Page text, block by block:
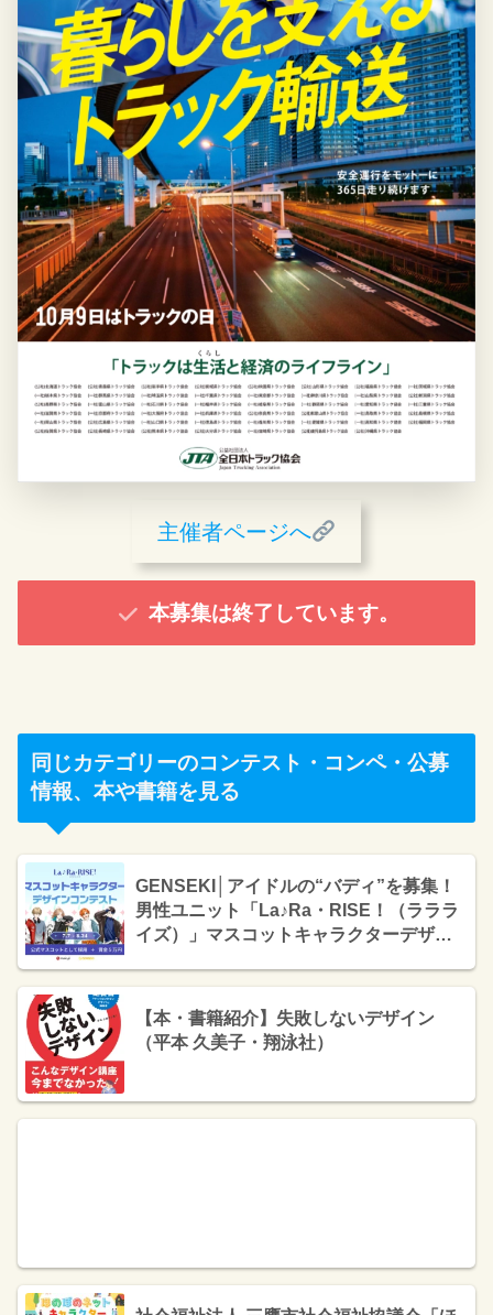
主催者ページへ
本募集は終了しています。
同じカテゴリーのコンテスト・コンペ・公募
情報、本や書籍を見る
GENSEKI│アイドルの“バディ”を募集！
男性ユニット「La♪Ra・RISE！（ラララ
イズ）」マスコットキャラクターデザイ
アルとして採用（グッズ化予定）］
【本・書籍紹介】失敗しないデザイン
（平本 久美子・翔泳社）